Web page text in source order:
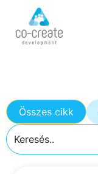
Összes cikk